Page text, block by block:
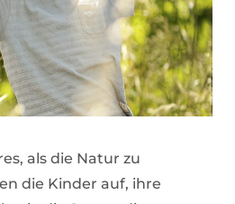
als die Natur zu
die Kinder auf, ihre